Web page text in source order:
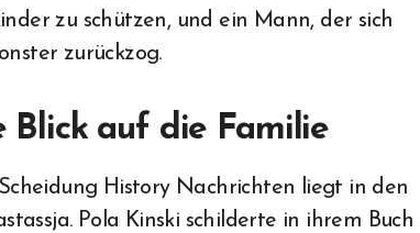
zu schützen, und ein Mann, der sich
zurückzog.
Blick auf die Familie
History Nachrichten liegt in den
Pola Kinski schilderte in ihrem Buch